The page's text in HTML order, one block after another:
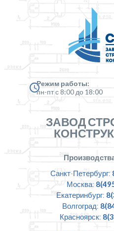
Режим работы:
пн-пт с 8:00 до 18:00
ЗАВОД
Санкт-Петербург:
Москва:
Екатеринбург:
Волгоград:
Красноярск: